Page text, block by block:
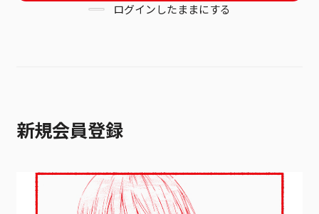
ログインしたままにする
新規会員登録